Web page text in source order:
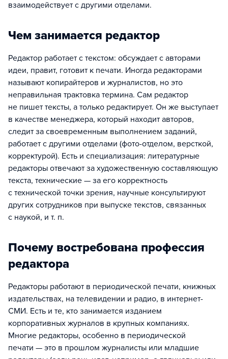
взаимодействует с другими отделами.
Чем занимается редактор
Редактор работает с текстом: обсуждает с авторами
идеи, правит, готовит к печати. Иногда редакторами
называют копирайтеров и журналистов, но это
неправильная трактовка термина. Сам редактор
не пишет тексты, а только редактирует. Он же выступает
в качестве менеджера, который находит авторов,
следит за своевременным выполнением заданий,
работает с другими отделами (фото-отделом, версткой,
корректурой). Есть и специализация: литературные
редакторы отвечают за художественную составляющую
текста, технические — за его корректность
с технической точки зрения, научные консультируют
других сотрудников при выпуске текстов, связанных
с наукой, и т. п.
Почему востребована профессия
редактора
Редакторы работают в периодической печати, книжных
издательствах, на телевидении и радио, в интернет-
СМИ. Есть и те, кто занимается изданием
корпоративных журналов в крупных компаниях.
Многие редакторы, особенно в периодической
печати — это в прошлом журналисты или младшие